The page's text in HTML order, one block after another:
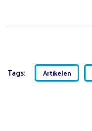
Tags: Artikelen